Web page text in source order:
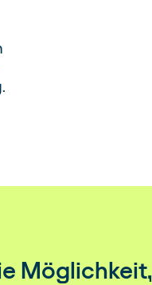
Möglichkeit,